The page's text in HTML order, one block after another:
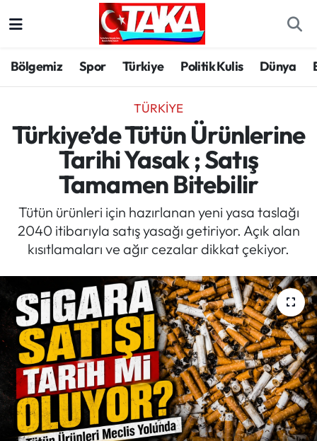
Bölgemiz Spor Türkiye Politik Kulis Dünya
TÜRKIYE
Türkiye’de Tütün Ürünlerine
Tarihi Yasak ; Satış
Tamamen Bitebilir
Tütün ürünleri için hazırlanan yeni yasa taslağı
2040 itibarıyla satış yasağı getiriyor. Açık alan
kısıtlamaları ve ağır cezalar dikkat çekiyor.
Spor
Türkiye
Kültür/Sanat
Politika
Politik Kulis
Magazin
Mektup Galeri
Röportaj
Manşet
Trabzon Hava Durumu
Trabzon Trafik Yoğunluk Haritası
Süper Lig Puan Durumu ve Fikstür
Tüm Manşetler
Son Dakika Haberleri